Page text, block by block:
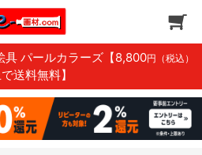
具 パールカラーズ 【8,800円（税込）
送料無料】